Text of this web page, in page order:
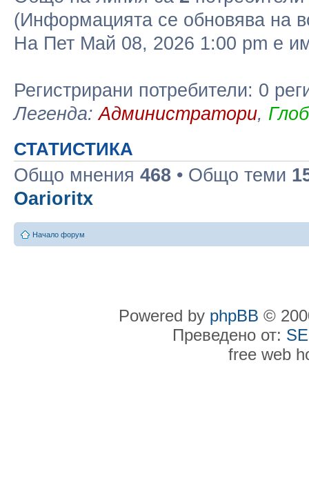
(Информацията се обновява на
На Пет Май 08, 2026 1:00 pm е
Регистрирани потребители: 0
Легенда:Администратори,
СТАТИСТИКА
Общо мнения 468 • Общо теми
Oarioritx
Начало форум
Powered by phpBB ©
Преведено от:
free web